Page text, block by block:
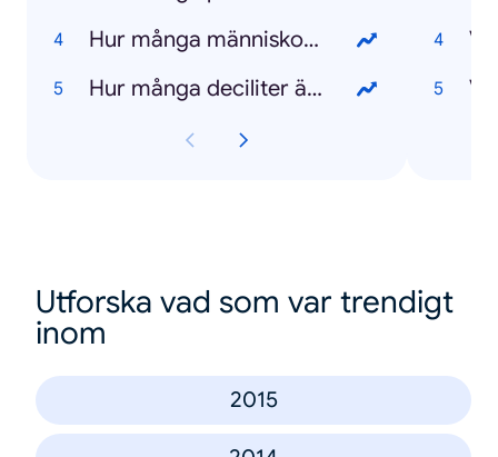
Hur många människor lever på jorden?
Hur många deciliter är 280 gram pasta?
Utforska vad som var trendigt
inom
2015